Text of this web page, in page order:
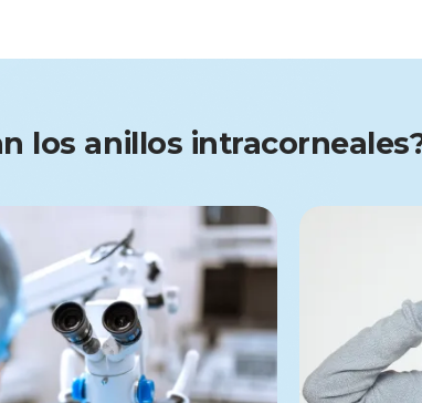
los anillos